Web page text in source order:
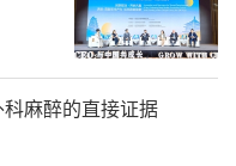
由于河床变化而屡
重修，先后有白
渠等。但历代引
是引水方案，皆
麻醉的直接证据